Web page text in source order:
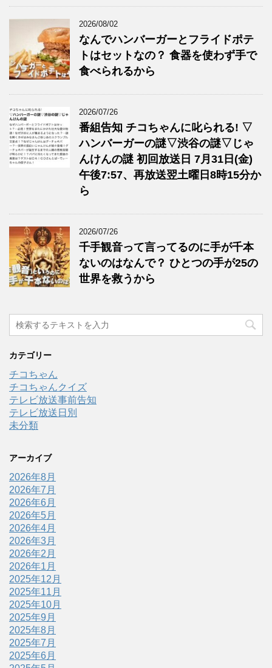
2026/08/02
なんでハンバーガーとフライドポテ
トはセットなの？ 食器を使わず手で
食べられるから
2026/07/26
番組告知 チコちゃんに叱られる! ▽
ハンバーガーの謎▽渋谷の謎▽じゃ
んけんの謎 初回放送日 7月31日(金)
午後7:57、再放送翌土曜日8時15分か
ら
2026/07/26
千手観音って言ってるのに手が千本
ないのはなんで？ ひとつの手が25の
世界を救うから
カテゴリー
チコちゃん
チコちゃんクイズ
テレビ放送事前告知
テレビ放送日別
未分類
アーカイブ
2026年8月
2026年7月
2026年6月
2026年5月
2026年4月
2026年3月
2026年2月
2026年1月
2025年12月
2025年11月
2025年10月
2025年9月
2025年8月
2025年7月
2025年6月